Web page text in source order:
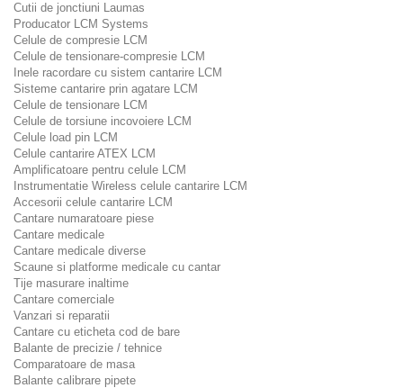
Cutii de jonctiuni Laumas
Producator LCM Systems
Celule de compresie LCM
Celule de tensionare-compresie LCM
Inele racordare cu sistem cantarire LCM
Sisteme cantarire prin agatare LCM
Celule de tensionare LCM
Celule de torsiune incovoiere LCM
Celule load pin LCM
Celule cantarire ATEX LCM
Amplificatoare pentru celule LCM
Instrumentatie Wireless celule cantarire LCM
Accesorii celule cantarire LCM
Cantare numaratoare piese
Cantare medicale
Cantare medicale diverse
Scaune si platforme medicale cu cantar
Tije masurare inaltime
Cantare comerciale
Vanzari si reparatii
Cantare cu eticheta cod de bare
Balante de precizie / tehnice
Comparatoare de masa
Balante calibrare pipete